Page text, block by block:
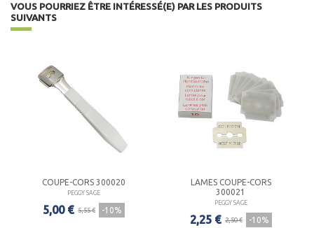
VOUS POURRIEZ ÊTRE INTÉRESSÉ(E) PAR LES PRODUITS
SUIVANTS
COUPE-CORS 300020
PEGGY SAGE
5,00 € 5,55 € -10%
LAMES COUPE-CORS
300021
PEGGY SAGE
2,25 € 2,50 € -10%